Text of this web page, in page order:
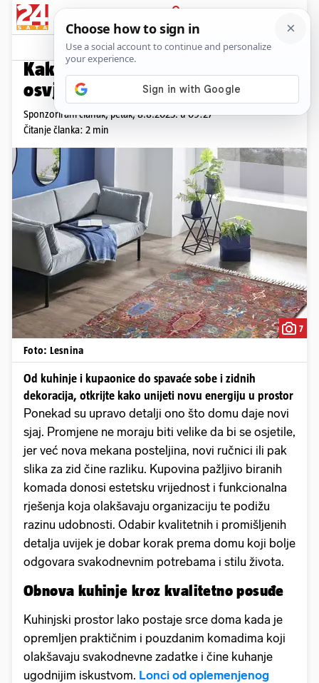
PRIJAVA
Promo sadržaj
Kako malim promjenama
osvježiti svaki kutak doma
Sponzorirani članak,petak, 8.8.2025. u 09:27
Čitanje članka: 2 min
7
Foto: Lesnina
Od kuhinje i kupaonice do spavaće sobe i zidnih
dekoracija, otkrijte kako unijeti novu energiju u prostor
Ponekad su upravo detalji ono što domu daje novi
sjaj. Promjene ne moraju biti velike da bi se osjetile,
jer već nova mekana posteljina, novi ručnici ili pak
slika za zid čine razliku. Kupovina pažljivo biranih
komada donosi estetsku vrijednost i funkcionalna
rješenja koja olakšavaju organizaciju te podižu
razinu udobnosti. Odabir kvalitetnih i promišljenih
detalja uvijek je dobar korak prema domu koji bolje
odgovara svakodnevnim potrebama i stilu života.
Obnova kuhinje kroz kvalitetno posuđe
Kuhinjski prostor lako postaje srce doma kada je
opremljen praktičnim i pouzdanim komadima koji
olakšavaju svakodnevne zadatke i čine kuhanje
ugodnijim iskustvom. Lonci od oplemenjenog